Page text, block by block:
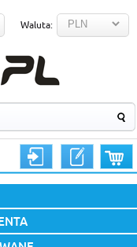
Waluta: